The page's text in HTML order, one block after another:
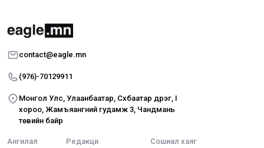
contact@eagle.mn
(976)-70129911
Монгол Улс, Улаанбаатар, Сүхбаатар дүүрэг, I
хороо, Жамъяангүний гудамж 3, Чандмань
төвийн байр
Ангилал
Редакци
Сошиал хаяг